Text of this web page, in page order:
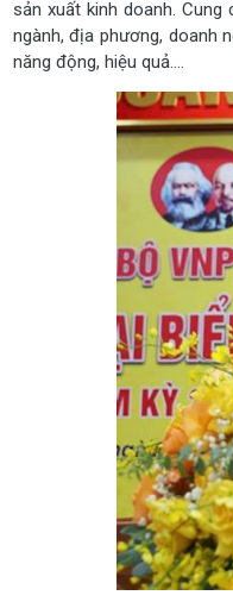
sản xuất kinh doanh.
ngành, địa phương, doanh
năng động, hiệu quả….